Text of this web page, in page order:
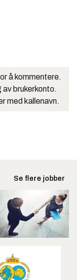
å kommentere.
brukerkonto.
med kallenavn.
Se flere jobber